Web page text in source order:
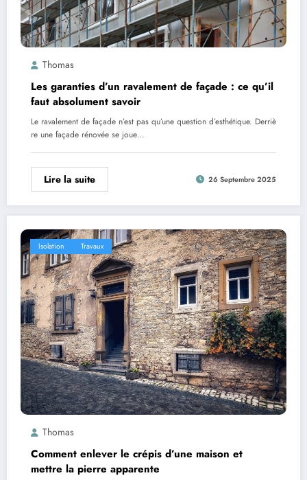
Thomas
Les garanties d’un ravalement de façade : ce qu’il
faut absolument savoir
Le ravalement de façade n’est pas qu’une question d’esthétique. Derriè
re une façade rénovée se joue…
Lire la suite 26 Septembre 2025
Isolation Travaux
Thomas
Comment enlever le crépis d’une maison et
mettre la pierre apparente